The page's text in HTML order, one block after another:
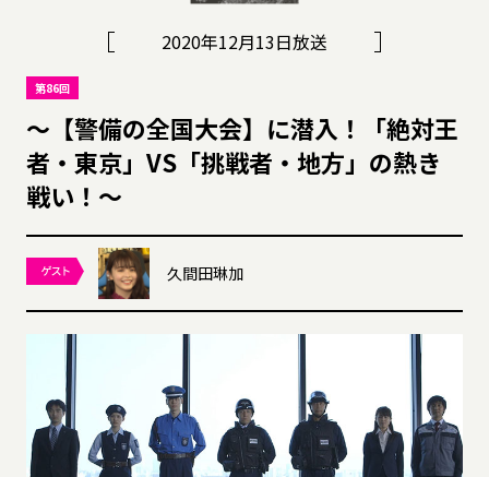
2020年12月13日放送
第86回
～【警備の全国大会】に潜入！「絶対王
者・東京」VS「挑戦者・地方」の熱き
戦い！～
久間田琳加